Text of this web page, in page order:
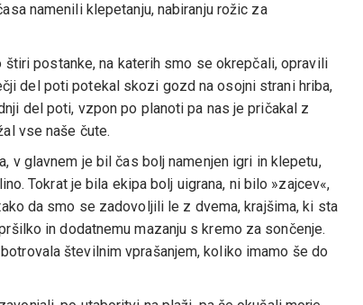
namenili klepetanju, nabiranju rožic za
postanke, na katerih smo se okrepčali, opravili
del poti potekal skozi gozd na osojni strani hriba,
del poti, vzpon po planoti pa nas je pričakal z
vse naše čute.
v glavnem je bil čas bolj namenjen igri in klepetu,
Tokrat je bila ekipa bolj uigrana, ni bilo »zajcev«,
da smo se zadovoljili le z dvema, krajšima, ki sta
in dodatnemu mazanju s kremo za sončenje.
številnim vprašanjem, koliko imamo še do